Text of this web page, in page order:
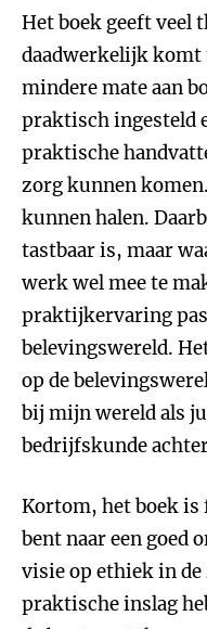
Het boek geeft veel
daadwerkelijk komt
mindere mate aan
praktisch ingesteld
praktische
zorg kunnen
kunnen halen.
tastbaar is, maar
werk wel mee te
praktijkervaring
belevingswereld.
op de
bij mijn wereld als
bedrijfskunde
Kortom, het boek is
bent naar een goed
visie op ethiek in
praktische inslag